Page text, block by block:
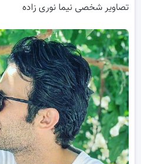
تصاویر شخصی نیما نوری زاده